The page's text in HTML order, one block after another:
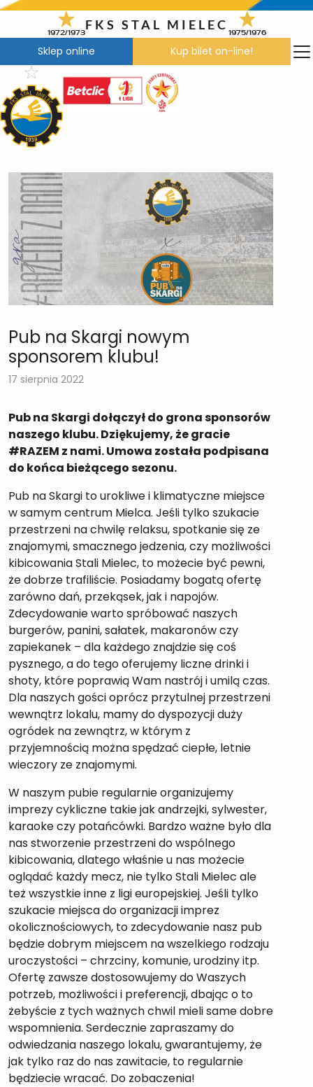
Przejdź
treści
1972/1973
FKS STAL MIELEC
1975/1976
Sklep online Kup bilet on-line!
Pub na Skargi nowym
sponsorem klubu!
17 sierpnia 2022
Pub na Skargi dołączył do grona sponsorów
naszego klubu. Dziękujemy, że gracie
#RAZEM z nami. Umowa została podpisana
do końca bieżącego sezonu.
Pub na Skargi to urokliwe i klimatyczne miejsce
w samym centrum Mielca. Jeśli tylko szukacie
przestrzeni na chwilę relaksu, spotkanie się ze
znajomymi, smacznego jedzenia, czy możliwości
kibicowania Stali Mielec, to możecie być pewni,
że dobrze trafiliście. Posiadamy bogatą ofertę
zarówno dań, przekąsek, jak i napojów.
Zdecydowanie warto spróbować naszych
burgerów, panini, sałatek, makaronów czy
zapiekanek – dla każdego znajdzie się coś
pysznego, a do tego oferujemy liczne drinki i
shoty, które poprawią Wam nastrój i umilą czas.
Dla naszych gości oprócz przytulnej przestrzeni
wewnątrz lokalu, mamy do dyspozycji duży
ogródek na zewnątrz, w którym z
przyjemnością można spędzać ciepłe, letnie
wieczory ze znajomymi.
W naszym pubie regularnie organizujemy
imprezy cykliczne takie jak andrzejki, sylwester,
karaoke czy potańcówki. Bardzo ważne było dla
nas stworzenie przestrzeni do wspólnego
kibicowania, dlatego właśnie u nas możecie
oglądać każdy mecz, nie tylko Stali Mielec ale
też wszystkie inne z ligi europejskiej. Jeśli tylko
szukacie miejsca do organizacji imprez
okolicznościowych, to zdecydowanie nasz pub
będzie dobrym miejscem na wszelkiego rodzaju
uroczystości – chrzciny, komunie, urodziny itp.
Ofertę zawsze dostosowujemy do Waszych
potrzeb, możliwości i preferencji, dbając o to
żebyście z tych ważnych chwil mieli same dobre
wspomnienia. Serdecznie zapraszamy do
odwiedzania naszego lokalu, gwarantujemy, że
jak tylko raz do nas zawitacie, to regularnie
będziecie wracać. Do zobaczenia!